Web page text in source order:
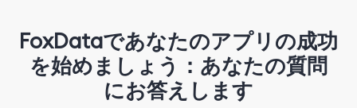
FoxDataであなたのアプリの成功
を始めましょう：あなたの質問
にお答えします